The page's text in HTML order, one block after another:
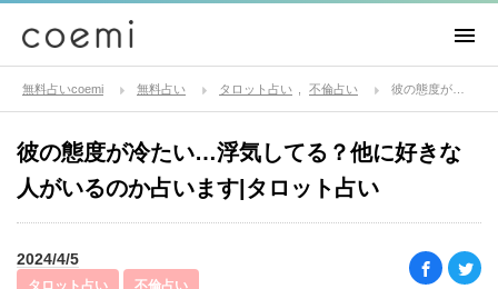
無料占いcoemi 無料占い タロット占い 不倫占い
彼の態度が冷たい…浮気してる？他に好きな
人がいるのか占います|タロット占い
2024/4/5
タロット占い 不倫占い